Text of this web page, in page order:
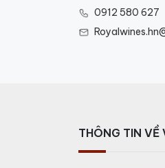
0912 580 627
THÔNG TIN VỀ